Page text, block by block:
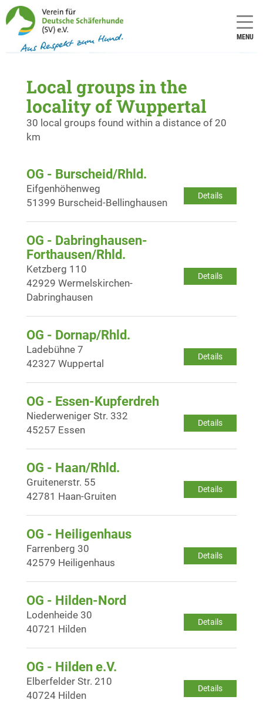
MENU
Local groups in the
locality of Wuppertal
30 local groups found within a distance of 20
km
OG - Burscheid/Rhld.
Details
Eifgenhöhenweg
51399 Burscheid-Bellinghausen
OG - Dabringhausen-
Forthausen/Rhld.
Details
Ketzberg 110
42929 Wermelskirchen-
Dabringhausen
OG - Dornap/Rhld.
Details
Ladebühne 7
42327 Wuppertal
OG - Essen-Kupferdreh
Details
Niederweniger Str. 332
45257 Essen
OG - Haan/Rhld.
Details
Gruitenerstr. 55
42781 Haan-Gruiten
OG - Heiligenhaus
Details
Farrenberg 30
42579 Heiligenhaus
OG - Hilden-Nord
Details
Lodenheide 30
40721 Hilden
OG - Hilden e.V.
Details
Elberfelder Str. 210
40724 Hilden